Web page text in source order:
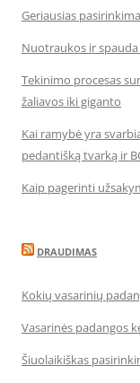
Geriausias
Nuotraukos ir
Tekinimo procesas
žaliavos iki giganto
Kai ramybė yra
pedantišką tvarką ir
Kaip pagerinti
DRAUDIMAS
Kokių vasarinių
Vasarinės padangos
Šiuolaikiškas